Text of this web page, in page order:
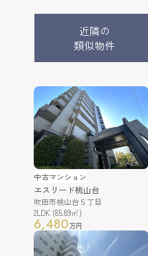
近隣の
類似物件
中古マンション
エスリード桃山台
吹田市桃山台５丁目
2LDK (85.89㎡)
6,480万円